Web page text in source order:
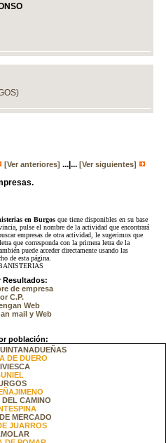
[Ver anteriores] ...|...[Ver siguientes]
en Burgosque tiene disponibles en su base
pulse el nombre de la actividad que encontrará
empresas de otra actividad, le sugerimos que
que corresponda con la primera letra de la
puede acceder directamente usando las
de esta página.
Resultados:
de empresa
C.P.
Web
mail y Web
población:
DE DUERO
CAMINO
MERCADO
JUARROS